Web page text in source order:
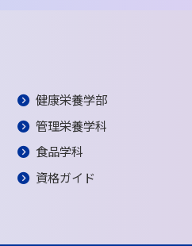
健康栄養学部
管理栄養学科
食品学科
資格ガイド